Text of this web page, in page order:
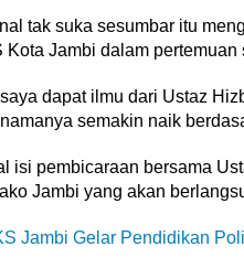
tak suka sesumbar itu
Kota Jambi dalam pertemuan
dapat ilmu dari Ustaz
semakin naik
isi pembicaraan bersama
Jambi yang akan
Jambi Gelar Pendidikan